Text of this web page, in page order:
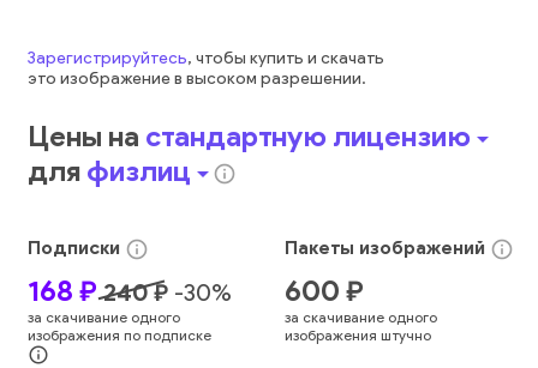
Зарегистрируйтесь, чтобы купить и скачать
это изображениев высоком разрешении.
Цены на стандартную лицензиюarrow_drop_down
для физлицarrow_drop_downinfo_outline
Подписки info_outline
168 ₽ 240₽ -30%
за скачивание одного
изображения по подписке
info_outline
Пакеты изображений info_outline
600 ₽
за скачивание одного
изображения штучно